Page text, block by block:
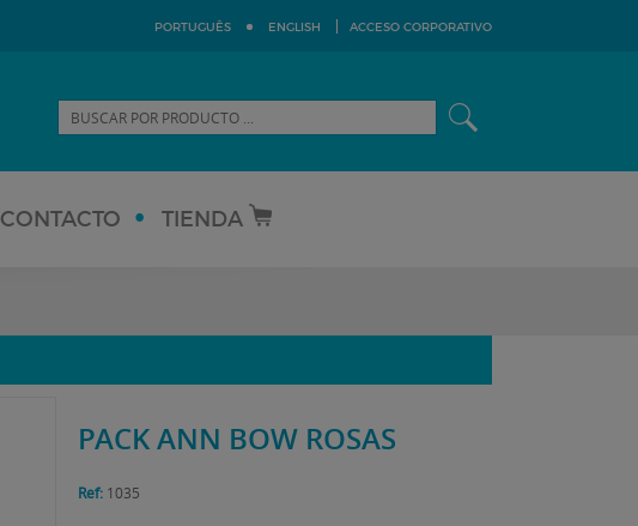
PORTUGUÊS ENGLISH ACCESO CORPORATIVO
CONTACTO TIENDA
PACK ANN BOW ROSAS
Ref:1035